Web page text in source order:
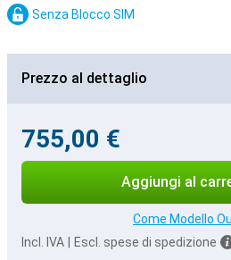
Senza Blocco SIM
Prezzo al dettaglio
755,00 €
Aggiungi al
Come Modello
Incl. IVA
Escl. spese di spedizione